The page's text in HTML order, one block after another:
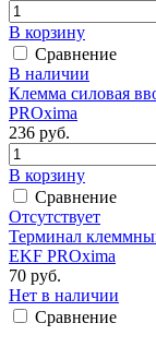
В корзину
Сравнение
В наличии
Клемма силовая
PROxima
236 руб.
В корзину
Сравнение
Отсутствует
Терминал
EKF PROxima
70 руб.
Нет в наличии
Сравнение